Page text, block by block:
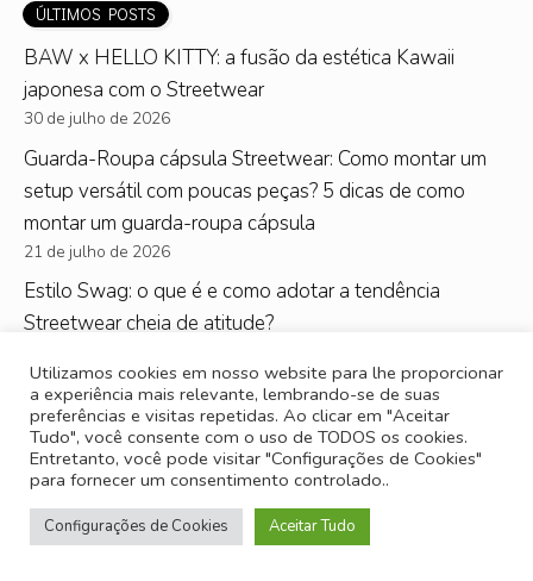
ÚLTIMOS POSTS
BAW x HELLO KITTY: a fusão da estética Kawaii
japonesa com o Streetwear
30 de julho de 2026
Guarda-Roupa cápsula Streetwear: Como montar um
setup versátil com poucas peças? 5 dicas de como
montar um guarda-roupa cápsula
21 de julho de 2026
Estilo Swag: o que é e como adotar a tendência
Streetwear cheia de atitude?
Techwear: conheça o estilo utilitário e saiba como vestir
a moda futurista
6 de julho de 2026
Cores Inverno 2026: Descubra as principais tendências
para a temporada
5 de junho de 2026
Utilizamos cookies em nosso website para lhe proporcionar
a experiência mais relevante, lembrando-se de suas
preferências e visitas repetidas. Ao clicar em "Aceitar
Tudo", você consente com o uso de TODOS os cookies.
Entretanto, você pode visitar "Configurações de Cookies"
para fornecer um consentimento controlado..
Configurações de Cookies Aceitar Tudo